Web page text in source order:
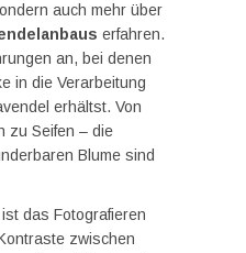
auch mehr über
erfahren.
an, bei denen
in die Verarbeitung
erhältst. Von
zu Seifen – die
Blume sind
das Fotografieren
zwischen